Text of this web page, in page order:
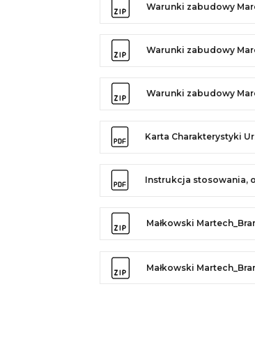
Warunki zabudowy
Warunki zabudowy
Warunki zabudowy
Karta Charakterystyki
Instrukcja stosowania,
Małkowski
Małkowski